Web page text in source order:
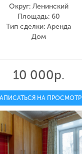
Округ: Ленинский
Площадь: 60
Тип сделки: Аренда
Дом
10 000р.
НА ПРОСМОТР